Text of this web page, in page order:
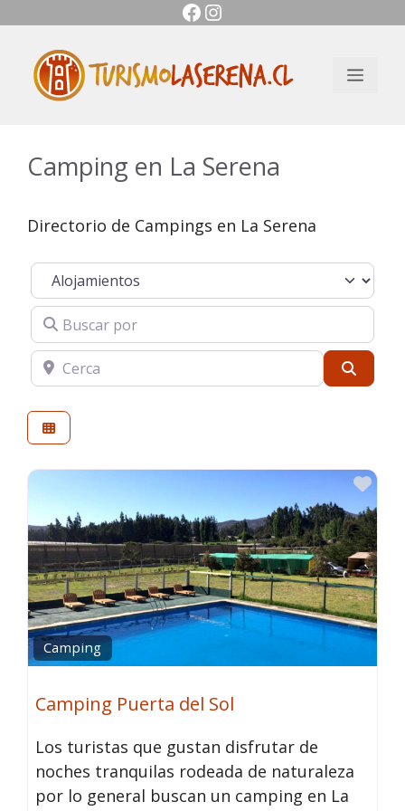
contenido
Facebook
Instagram
Menú
Camping en La Serena
Directorio de Campings en La Serena
Seleccionar el formulario de búsqueda
Buscar por
Cerca
Camping
Camping Puerta del Sol
Los turistas que gustan disfrutar de
noches tranquilas rodeada de naturaleza
por lo general buscan un camping en La